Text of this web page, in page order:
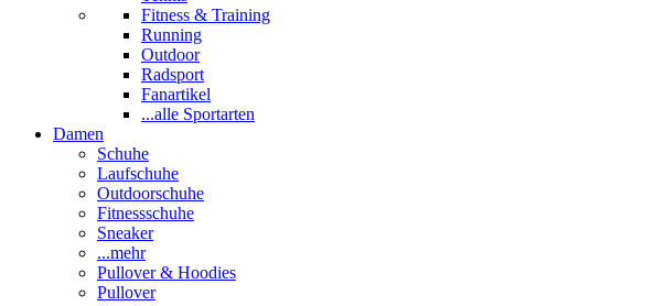
Fitness & Training
Running
Outdoor
Radsport
Fanartikel
...alle Sportarten
Damen
Schuhe
Laufschuhe
Outdoorschuhe
Fitnessschuhe
Sneaker
...mehr
Pullover & Hoodies
Pullover